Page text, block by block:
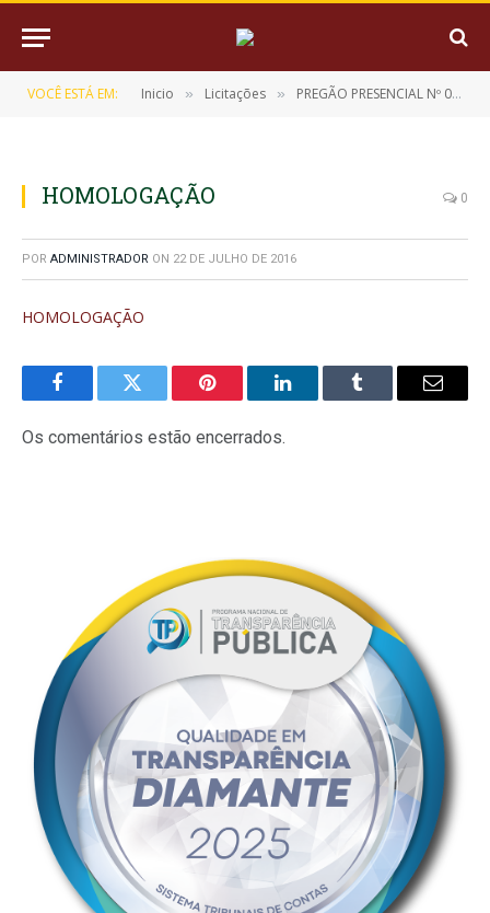
VOCÊ ESTÁ EM: Inicio » Licitações » PREGÃO PRESENCIAL Nº 002/2015-CPL/PMM
HOMOLOGAÇÃO 0
POR ADMINISTRADOR ON 22 DE JULHO DE 2016
HOMOLOGAÇÃO
FacebookTwitter Pinterest LinkedInTumblr
E-
Os comentários estão encerrados.